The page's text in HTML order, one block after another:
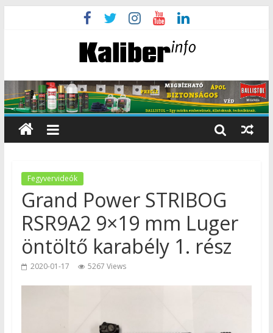
Fegyvervideók
Grand Power STRIBOG
RSR9A2 9×19 mm Luger
öntöltő karabély 1. rész
2020-01-17 5267 Views